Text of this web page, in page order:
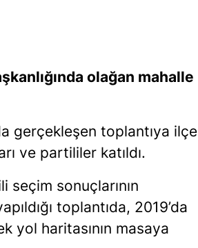
olağan mahalle
gerçekleşen toplantıya ilçe
ve partililer katıldı.
seçim sonuçlarının
toplantıda, 2019’da
yol haritasının masaya